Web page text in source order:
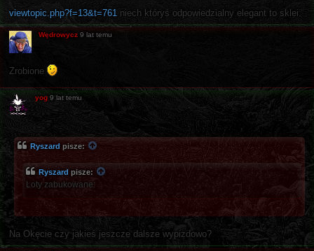
viewtopic.php?f=13&t=761 niech któryś odpowiedzialny elegant to sklei.
Wędrowycz 9 lat temu
Zrobione
yog 9 lat temu
Ryszard pisze:
Ryszard pisze:
Loty zabukowane:
Na Okęcie czy jakieś jeszcze dalsze wypizdowo?